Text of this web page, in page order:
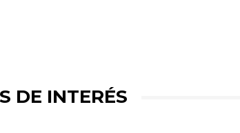
DE INTERÉS